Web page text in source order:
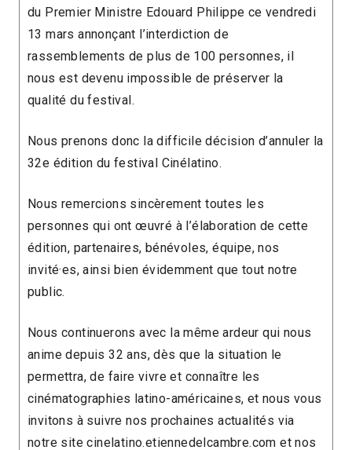
du Premier Ministre Edouard Philippe ce vendredi
13 mars annonçant l’interdiction de
rassemblements de plus de 100 personnes, il
nous est devenu impossible de préserver la
qualité du festival.
Nous prenons donc la difficile décision d’annuler la
32e édition du festival Cinélatino.
Nous remercions sincèrement toutes les
personnes qui ont œuvré à l’élaboration de cette
édition, partenaires, bénévoles, équipe, nos
invité·es, ainsi bien évidemment que tout notre
public.
Nous continuerons avec la même ardeur qui nous
anime depuis 32 ans, dès que la situation le
permettra, de faire vivre et connaître les
cinématographies latino-américaines, et nous vous
invitons à suivre nos prochaines actualités via
notre site cinelatino.etiennedelcambre.com et nos